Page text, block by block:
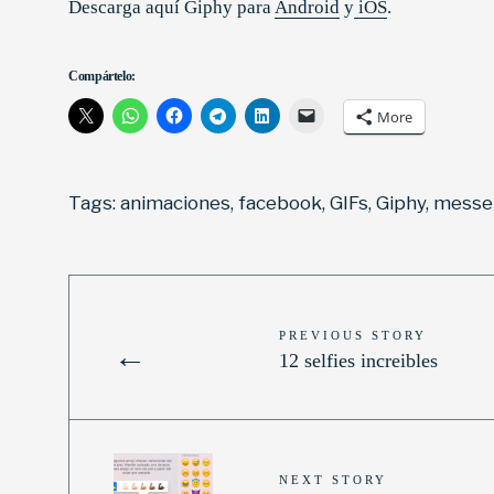
Descarga aquí Giphy paraAndroid y iOS.
Compártelo:
More
Tags: animaciones, facebook, GIFs, Giphy,
←
PREVIOUS STORY
12 selfies increibles
NEXT STORY